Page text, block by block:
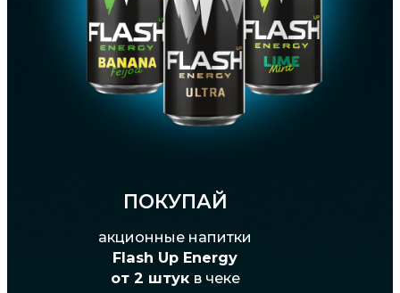
ПОКУПАЙ
акционные напитки
Flash Up Energy
от 2 штук в чеке